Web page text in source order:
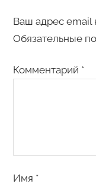
Ваш адрес email
Обязательные
Комментарий *
Имя *